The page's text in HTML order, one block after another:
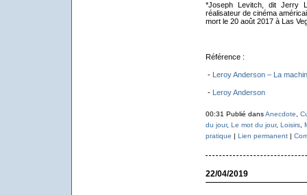
*Joseph Levitch, dit Jerry
réalisateur de cinéma
mort le 20 août 2017 à Las
Référence :
- Leroy Anderson – La
- Leroy Anderson
00:31 Publié dansAnecdote
du jour, Le mot du jour, Loisirs,
pratique | Lien permanent|
22/04/2019